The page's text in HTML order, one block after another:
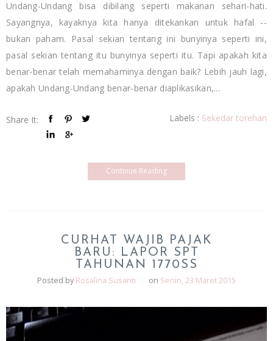
Undang-Undang bisa dibilang seperti makanan sehari-hati.
Sayangnya, kayaknya kita hanya ditekankan untuk hafal --
bukan paham. Pasal sekian tentang ini bunyinya seperti ini,
pasal sekian tentang itu bunyinya seperti itu. Tapi apakah kita
benar-benar telah memahaminya dengan baik? Lebih jauh lagi,
apakah Undang-Undang benar-benar diaplikasikan,...
Share It: Labels : Sekedar torehan
Continue Reading
CURHAT WAJIB PAJAK
BARU: LAPOR SPT
TAHUNAN 1770SS
Posted by Rosalina Susanti on Senin, 23 Maret 2015